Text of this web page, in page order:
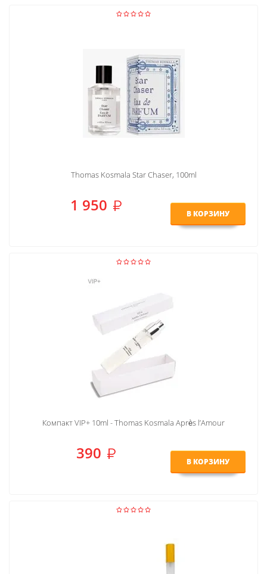
Thomas Kosmala Star Chaser, 100ml
1 950 В КОРЗИНУ
Компакт VIP+ 10ml - Thomas Kosmala Après l’Amour
390 В КОРЗИНУ